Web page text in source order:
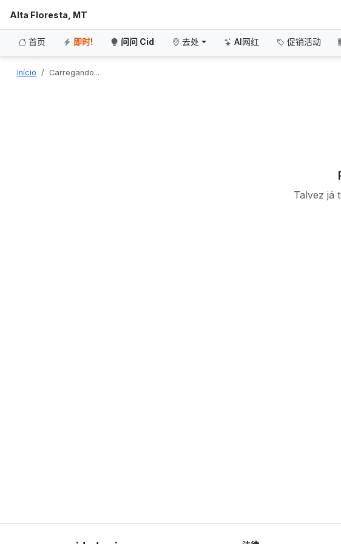
Alta Floresta, MT
首页 即时! 问问 Cid 去处 AI网红 促销活动
Início Carregando...
Talvez já